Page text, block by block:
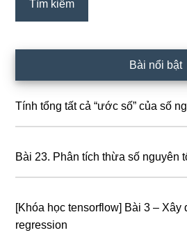
Bài nổi bật
Tính tổng tất cả “ước số” của số
Bài 23. Phân tích thừa số nguyên
[Khóa học tensorflow] Bài 3 –
regression